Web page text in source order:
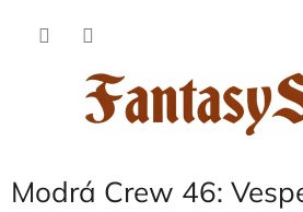
Modrá Crew 46: